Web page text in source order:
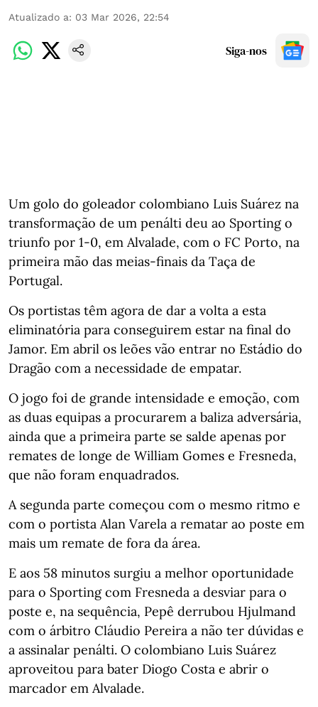
Atualizado a: 03 Mar 2026, 22:54
Siga-nos
Um golo do goleador colombiano Luis Suárez na
transformação de um penálti deu ao Sporting o
triunfo por 1-0, em Alvalade, com o FC Porto, na
primeira mão das meias-finais da Taça de
Portugal.
Os portistas têm agora de dar a volta a esta
eliminatória para conseguirem estar na final do
Jamor. Em abril os leões vão entrar no Estádio do
Dragão com a necessidade de empatar.
O jogo foi de grande intensidade e emoção, com
as duas equipas a procurarem a baliza adversária,
ainda que a primeira parte se salde apenas por
remates de longe de William Gomes e Fresneda,
que não foram enquadrados.
A segunda parte começou com o mesmo ritmo e
com o portista Alan Varela a rematar ao poste em
mais um remate de fora da área.
E aos 58 minutos surgiu a melhor oportunidade
para o Sporting com Fresneda a desviar para o
poste e, na sequência, Pepê derrubou Hjulmand
com o árbitro Cláudio Pereira a não ter dúvidas e
a assinalar penálti. O colombiano Luis Suárez
aproveitou para bater Diogo Costa e abrir o
marcador em Alvalade.